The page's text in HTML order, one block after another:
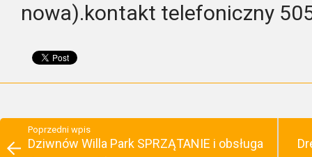
nowa).kontakt telefoniczny
Poprzedni wpis
Dziwnów Willa Park SPRZĄTANIE i obsługa